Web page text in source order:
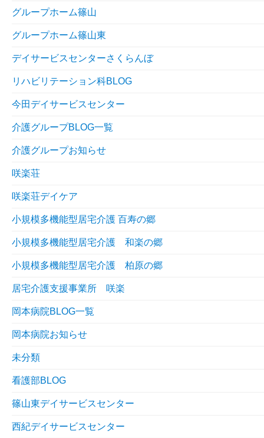
グループホーム篠山
グループホーム篠山東
デイサービスセンターさくらんぼ
リハビリテーション科BLOG
今田デイサービスセンター
介護グループBLOG一覧
介護グループお知らせ
咲楽荘
咲楽荘デイケア
小規模多機能型居宅介護 百寿の郷
小規模多機能型居宅介護 和楽の郷
小規模多機能型居宅介護 柏原の郷
居宅介護支援事業所 咲楽
岡本病院BLOG一覧
岡本病院お知らせ
未分類
看護部BLOG
篠山東デイサービスセンター
西紀デイサービスセンター